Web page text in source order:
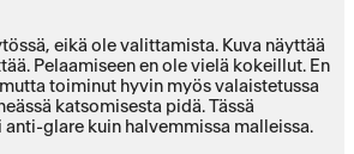
eikä ole valittamista. Kuva näyttää
Pelaamiseen en ole vielä kokeillut. En
toiminut hyvin myös valaistetussa
katsomisesta pidä. Tässä
glare kuin halvemmissa malleissa.